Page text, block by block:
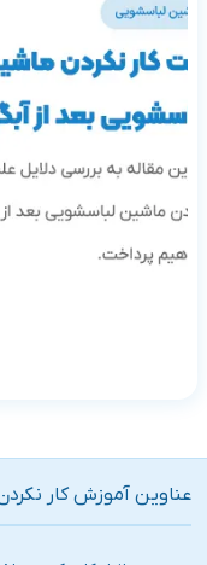
عناوین آموزش کار